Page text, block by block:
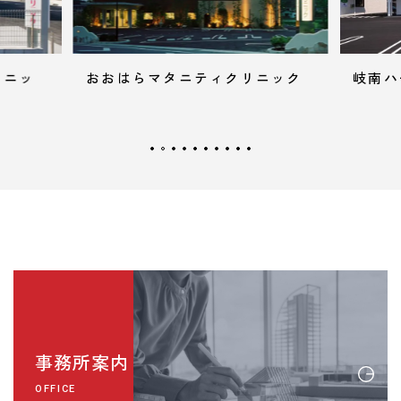
リニック 岐南ハートと呼吸のクリニック
事務所案内
OFFICE